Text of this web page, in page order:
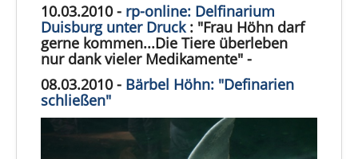
10.03.2010 - rp-online: Delfinarium
Duisburg unter Druck : "Frau Höhn darf
gerne kommen...Die Tiere überleben
nur dank vieler Medikamente" -
08.03.2010 - Bärbel Höhn: "Definarien
schließen"